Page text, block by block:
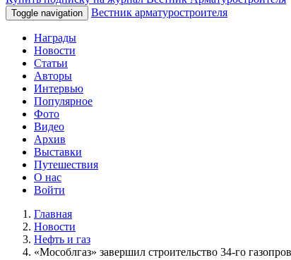
Toggle navigation Вестник арматуростроителя
Награды
Новости
Статьи
Авторы
Интервью
Популярное
Фото
Видео
Архив
Выставки
Путешествия
О нас
Войти
Главная
Новости
Нефть и газ
«Мособлгаз» завершил строительство 34-го